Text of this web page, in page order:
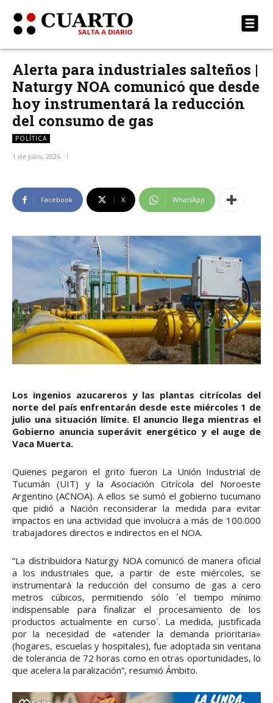
Alerta para industriales salteños |
Naturgy NOA comunicó que desde
hoy instrumentará la reducción
del consumo de gas
POLÍTICA
1 de julio, 2026
Facebook X WhatsApp
Los ingenios azucareros y las plantas citrícolas del
norte del país enfrentarán desde este miércoles 1 de
julio una situación límite. El anuncio llega mientras el
Gobierno anuncia superávit energético y el auge de
Vaca Muerta.
Quienes pegaron el grito fueron La Unión Industrial de
Tucumán (UIT) y la Asociación Citrícola del Noroeste
Argentino (ACNOA). A ellos se sumó el gobierno tucumano
que pidió a Nación reconsiderar la medida para evitar
impactos en una actividad que involucra a más de 100.000
trabajadores directos e indirectos en el NOA.
“La distribuidora Naturgy NOA comunicó de manera oficial
a los industriales que, a partir de este miércoles, se
instrumentará la reducción del consumo de gas a cero
metros cúbicos, permitiendo sólo ´el tiempo mínimo
indispensable para finalizar el procesamiento de los
productos actualmente en curso´. La medida, justificada
por la necesidad de «atender la demanda prioritaria»
(hogares, escuelas y hospitales), fue adoptada sin ventana
de tolerancia de 72 horas como en otras oportunidades, lo
que acelera la paralización”, resumió Ámbito.